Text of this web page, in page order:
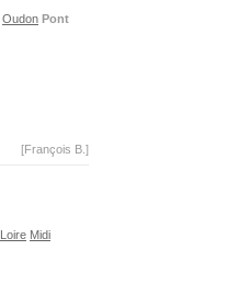
Oudon Pont
[François B.]
Loire Midi